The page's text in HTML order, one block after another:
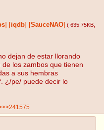
iqdb SauceNAO ( 635.75KB
dejan de estar llorando
de los zambos que tienen
a sus hembras
¿/pe/ puede decir lo